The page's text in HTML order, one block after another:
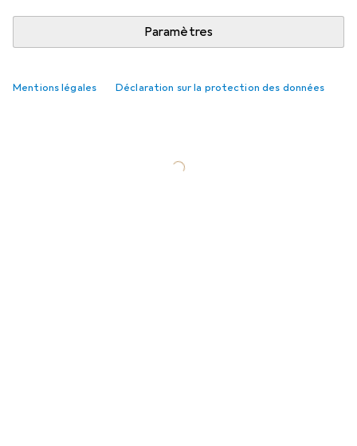
Paramètres
Mentions légales Déclaration sur la protection des données